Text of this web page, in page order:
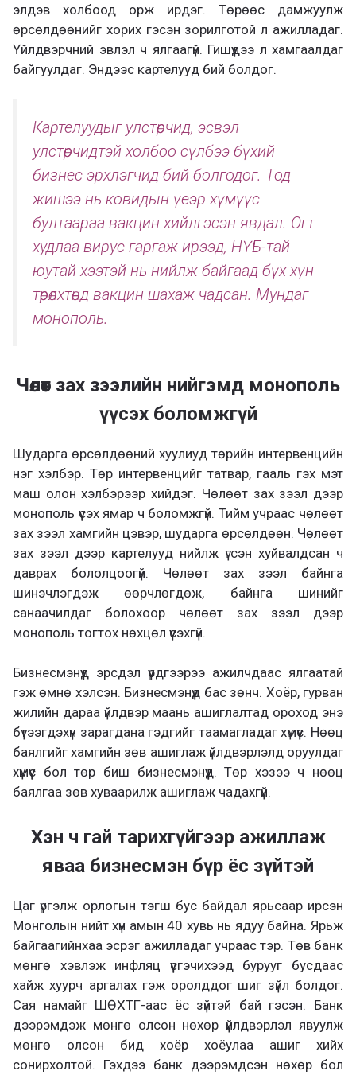
элдэв холбоод орж ирдэг. Төрөөс дамжуулж
өрсөлдөөнийг хорих гэсэн зорилготой л ажилладаг.
Үйлдвэрчний эвлэл ч ялгаагүй. Гишүүдээ л хамгаалдаг
байгуулдаг. Эндээс картелууд бий болдог.
Картелуудыг улстөрчид, эсвэл
улстөрчидтэй холбоо сүлбээ бүхий
бизнес эрхлэгчид бий болгодог. Тод
жишээ нь ковидын үеэр хүмүүс
бултаараа вакцин хийлгэсэн явдал. Огт
худлаа вирус гаргаж ирээд, НҮБ-тай
юутай хээтэй нь нийлж байгаад бүх хүн
төрөлхтөнд вакцин шахаж чадсан. Мундаг
монополь.
Чөлөөт зах зээлийн нийгэмд монополь
үүсэх боломжгүй
Шударга өрсөлдөөний хуулиуд төрийн интервенцийн
нэг хэлбэр. Төр интервенцийг татвар, гааль гэх мэт
маш олон хэлбэрээр хийдэг. Чөлөөт зах зээл дээр
монополь үүсэх ямар ч боломжгүй. Тийм учраас чөлөөт
зах зээл хамгийн цэвэр, шударга өрсөлдөөн. Чөлөөт
зах зээл дээр картелууд нийлж үгсэн хуйвалдсан ч
даврах бололцоогүй. Чөлөөт зах зээл байнга
шинэчлэгдэж өөрчлөгдөж, байнга шинийг
санаачилдаг болохоор чөлөөт зах зээл дээр
монополь тогтох нөхцөл үүсэхгүй.
Бизнесмэнүүд эрсдэл үүрдгээрээ ажилчдаас ялгаатай
гэж өмнө хэлсэн. Бизнесмэнүүд бас зөнч. Хоёр, гурван
жилийн дараа үйлдвэр маань ашиглалтад ороход энэ
бүтээгдэхүүн зарагдана гэдгийг таамагладаг хүмүүс. Нөөц
баялгийг хамгийн зөв ашиглаж үйлдвэрлэлд оруулдаг
хүмүүс бол төр биш бизнесмэнүүд. Төр хэзээ ч нөөц
баялгаа зөв хуваарилж ашиглаж чадахгүй.
Хэн ч гай тарихгүйгээр ажиллаж
яваа бизнесмэн бүр ёс зүйтэй
Цаг үргэлж орлогын тэгш бус байдал ярьсаар ирсэн
Монголын нийт хүн амын 40 хувь нь ядуу байна. Ярьж
байгаагийнхаа эсрэг ажилладаг учраас тэр. Төв банк
мөнгө хэвлэж инфляц үүсгэчихээд бурууг бусдаас
хайж хуурч аргалах гэж оролддог шиг зүйл болдог.
Сая намайг ШӨХТГ-аас ёс зүйтэй бай гэсэн. Банк
дээрэмдэж мөнгө олсон нөхөр үйлдвэрлэл явуулж
мөнгө олсон бид хоёр хоёулаа ашиг хийх
сонирхолтой. Гэхдээ банк дээрэмдсэн нөхөр бол